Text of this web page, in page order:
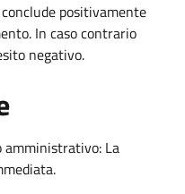
positivamente
In caso contrario
negativo.
amministrativo: La